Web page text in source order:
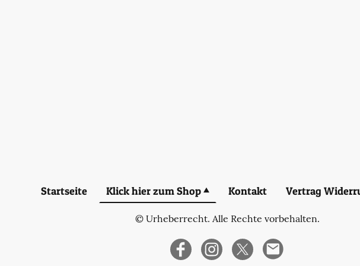
Startseite Klick hier zum Shop Kontakt Vertrag
© Urheberrecht. Alle Rechte vorbehalten.